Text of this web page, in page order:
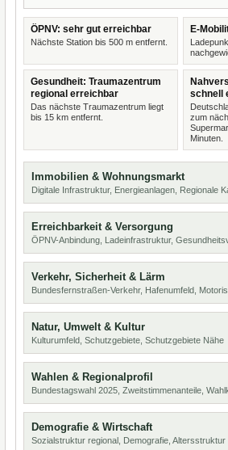
ÖPNV: sehr gut erreichbar
Nächste Station bis 500 m entfernt.
E-
Gesundheit: Traumazentrum
regional erreichbar
Das nächste Traumazentrum liegt
bis 15 km entfernt.
schnell
zum
Minuten.
Immobilien & Wohnungsmarkt
Digitale Infrastruktur, Energieanlagen, Regionale
Erreichbarkeit & Versorgung
ÖPNV-Anbindung, Ladeinfrastruktur,
Verkehr, Sicherheit & Lärm
Bundesfernstraßen-Verkehr, Hafenumfeld,
Natur, Umwelt & Kultur
Kulturumfeld, Schutzgebiete, Schutzgebiete Nähe
Wahlen & Regionalprofil
Bundestagswahl 2025, Zweitstimmenanteile,
Demografie & Wirtschaft
Sozialstruktur regional, Demografie, Altersstruktur